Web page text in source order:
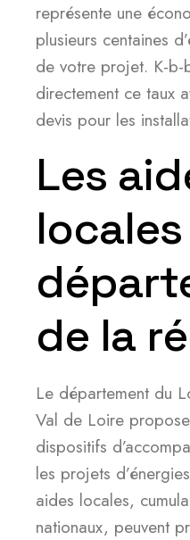
représente une
plusieurs centaines
de votre projet. K-
directement ce taux
devis pour les
Les
de la
Le département du
Val de Loire
dispositifs
les projets
aides locales,
nationaux, peuvent